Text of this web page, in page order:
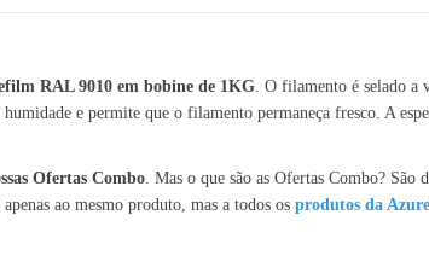
16.55€.
RAL 9010 em bobine de 1KG. O filamento é selado a
e permite que o filamento permaneça fresco. A
Ofertas Combo. Mas o que são as Ofertas Combo? São
ao mesmo produto, mas a todos os produtos da